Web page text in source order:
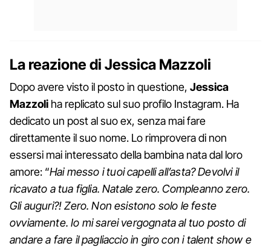
La reazione di Jessica Mazzoli
Dopo avere visto il posto in questione, Jessica
Mazzoli ha replicato sul suo profilo Instagram. Ha
dedicato un post al suo ex, senza mai fare
direttamente il suo nome. Lo rimprovera di non
essersi mai interessato della bambina nata dal loro
amore: “Hai messo i tuoi capelli all’asta? Devolvi il
ricavato a tua figlia. Natale zero. Compleanno zero.
Gli auguri?! Zero. Non esistono solo le feste
ovviamente. Io mi sarei vergognata al tuo posto di
andare a fare il pagliaccio in giro con i talent show e